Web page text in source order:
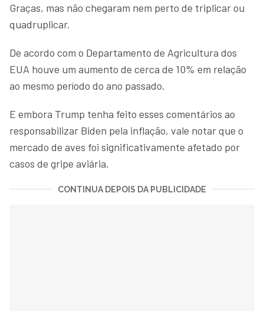
Graças, mas não chegaram nem perto de triplicar ou
quadruplicar.
De acordo com o Departamento de Agricultura dos
EUA houve um aumento de cerca de 10% em relação
ao mesmo período do ano passado.
E embora Trump tenha feito esses comentários ao
responsabilizar Biden pela inflação, vale notar que o
mercado de aves foi significativamente afetado por
casos de gripe aviária.
CONTINUA DEPOIS DA PUBLICIDADE